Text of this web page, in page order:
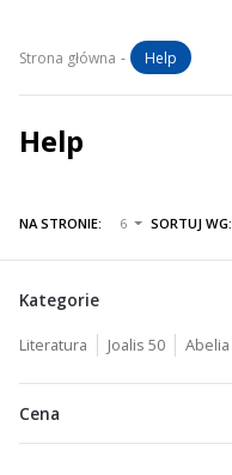
Strona główna Help
Help
NA STRONIE: 6 SORTUJ WG:
Kategorie
Literatura Joalis 50 Abelia
Cena